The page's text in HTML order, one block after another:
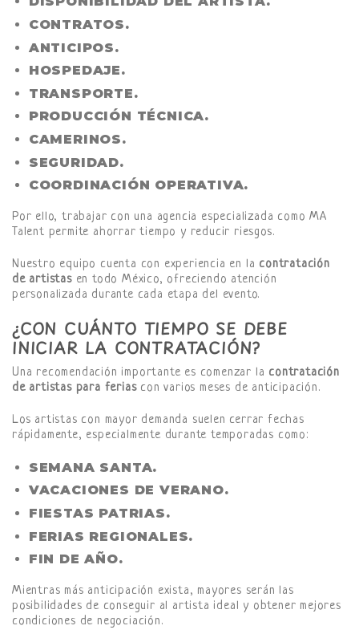
CONTRATOS.
ANTICIPOS.
HOSPEDAJE.
TRANSPORTE.
PRODUCCIÓN TÉCNICA.
CAMERINOS.
SEGURIDAD.
COORDINACIÓN OPERATIVA.
Por ello, trabajar con una agencia especializada como MA
Talent permite ahorrar tiempo y reducir riesgos.
Nuestro equipo cuenta con experiencia en la contratación
de artistasen todo México, ofreciendo atención
personalizada durante cada etapa del evento.
¿CON CUÁNTO TIEMPO SE DEBE
INICIAR LA CONTRATACIÓN?
Una recomendación importante es comenzar la contratación
de artistas para feriascon varios meses de anticipación.
Los artistas con mayor demanda suelen cerrar fechas
rápidamente, especialmente durante temporadas como:
SEMANA SANTA.
VACACIONES DE VERANO.
FIESTAS PATRIAS.
FERIAS REGIONALES.
FIN DE AÑO.
Mientras más anticipación exista, mayores serán las
posibilidades de conseguir al artista ideal y obtener mejores
condiciones de negociación.